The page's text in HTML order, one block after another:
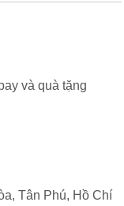
và quà tặng
Tân Phú, Hồ Chí